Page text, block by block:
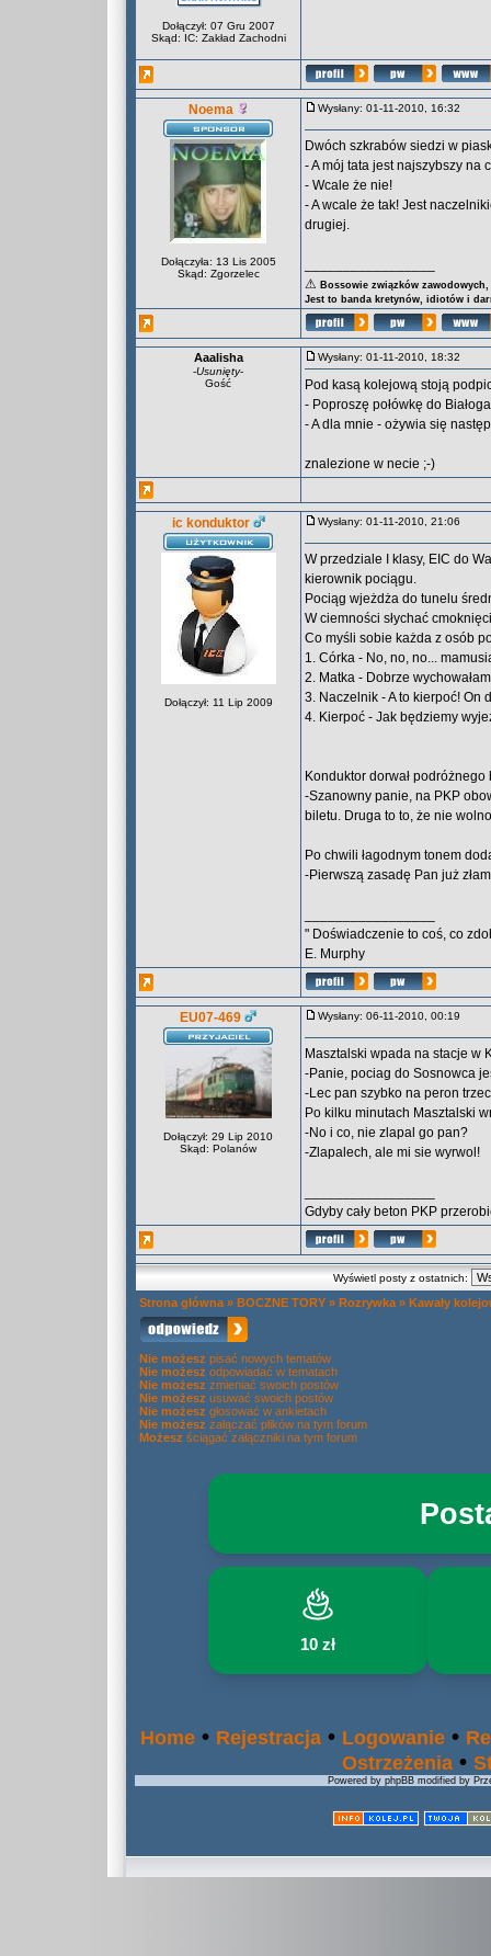
Dołączył: 07 Gru 2007
Skąd: IC: Zakład Zachodni
Noema
Dołączyła: 13 Lis 2005
Skąd: Zgorzelec
Wysłany: 01-11-2010, 16:32
Dwóch szkrabów siedzi w
- A mój tata jest najszybszy na
- Wcale że nie!
- A wcale że tak! Jest
drugiej.
⚠ Bossowie związków
Jest to banda kretynów, idiotów i
Aaalisha
-Usunięty-
Gość
Wysłany: 01-11-2010, 18:32
Pod kasą kolejową stoją
- Poproszę połówkę do
- A dla mnie - ożywia się
znalezione w necie ;-)
ic konduktor
Dołączył: 11 Lip 2009
Wysłany: 01-11-2010, 21:06
W przedziale I klasy, EIC do
kierownik pociągu.
Pociąg wjeżdża do tunelu
W ciemności słychać
Co myśli sobie każda z osób
1. Córka - No, no, no...
2. Matka - Dobrze
3. Naczelnik - A to kierpoć! On
4. Kierpoć - Jak będziemy
Konduktor dorwał
-Szanowny panie, na PKP
biletu. Druga to to, że nie
Po chwili łagodnym tonem
-Pierwszą zasadę Pan już
" Doświadczenie to coś, co
E. Murphy
EU07-469
Dołączył: 29 Lip 2010
Skąd: Polanów
Wysłany: 06-11-2010, 00:19
Masztalski wpada na stacje w
-Panie, pociag do Sosnowca
-Lec pan szybko na peron
Po kilku minutach Masztalski
-No i co, nie zlapal go pan?
-Zlapalech, ale mi sie wyrwol!
Gdyby cały beton PKP
Wyświetl posty z ostatnich:
Strona główna » BOCZNE TORY » Rozrywka » Kawały
Nie możesz pisać nowych tematów
Nie możesz odpowiadać w tematach
Nie możesz zmieniać swoich postów
Nie możesz usuwać swoich postów
Nie możesz głosować w ankietach
Nie możesz załączać plików na tym forum
Możesz ściągać załączniki na tym forum
10 zł
Home • Rejestracja • Logowanie •
Ostrzeżenia •
Powered by phpBB modified by